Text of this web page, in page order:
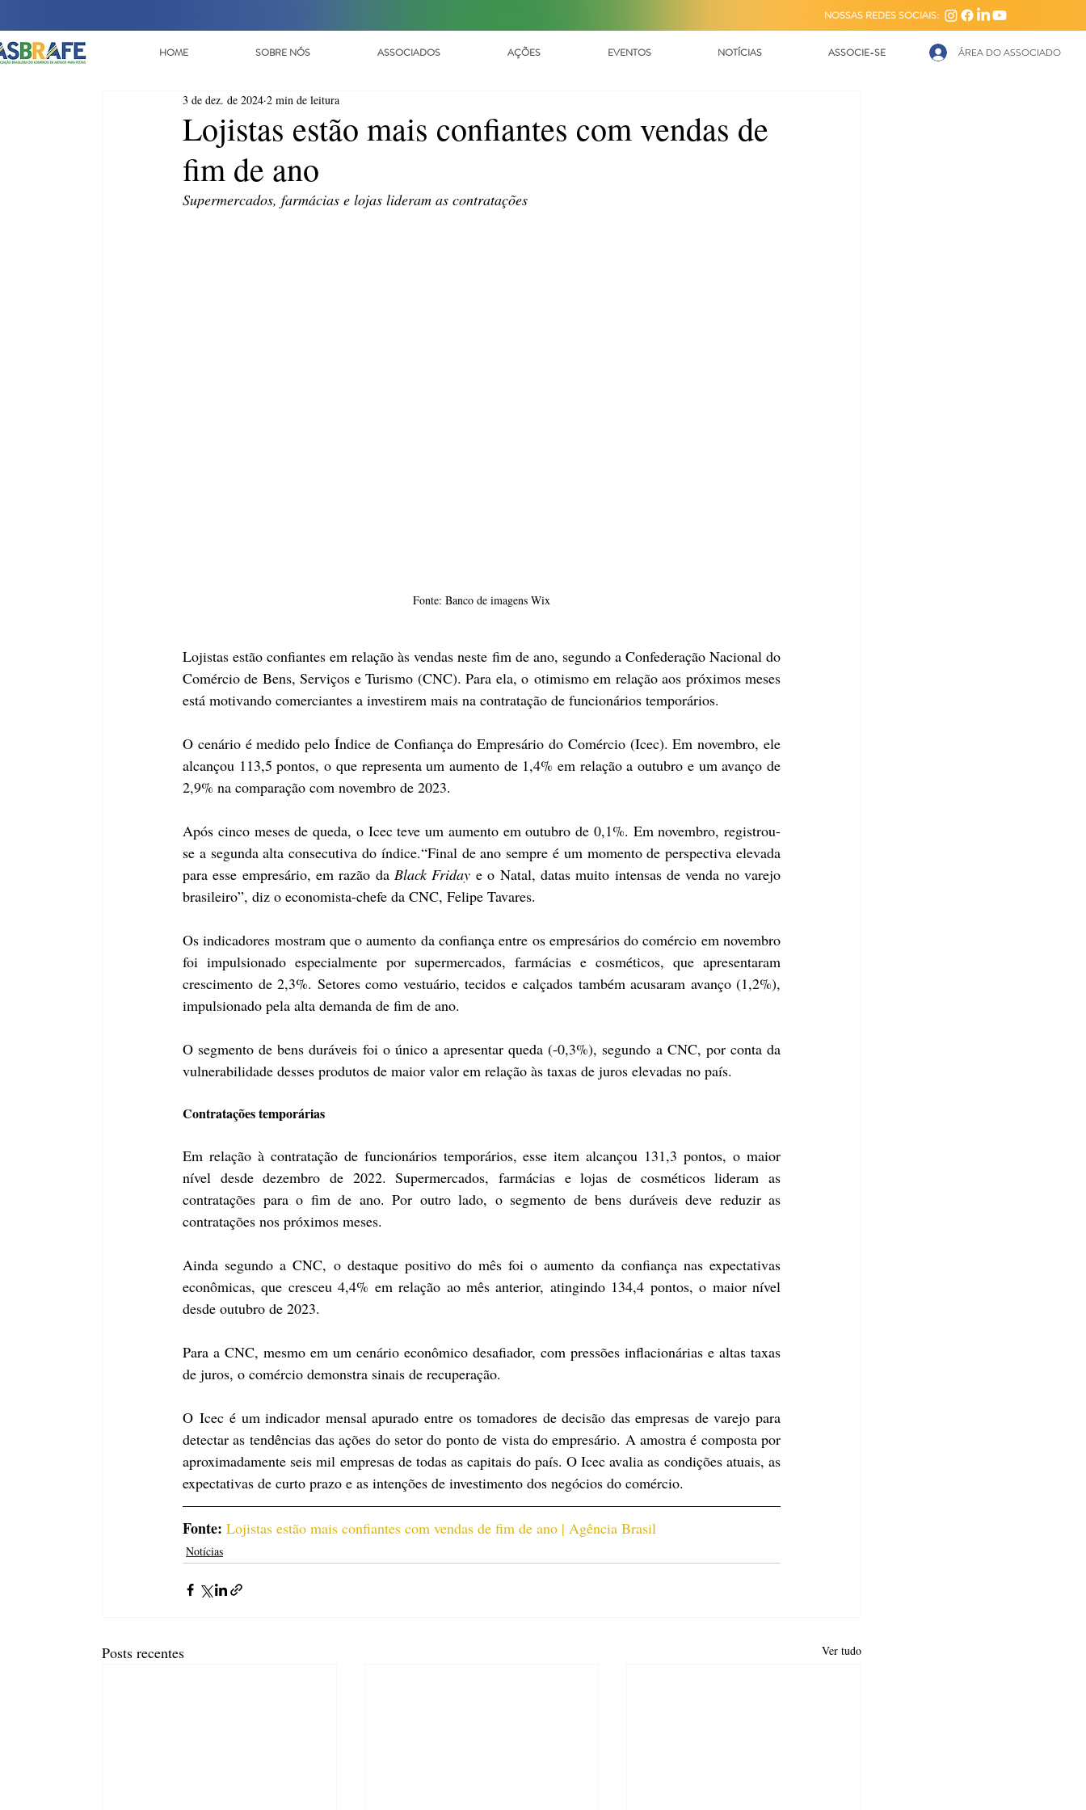
NOSSAS REDES SOCIAIS:
HOME SOBRE NÓS ASSOCIADOS AÇÕES EVENTOS NOTÍCIAS ASSOCIE-SE ÁREA DO ASSOCIADO
Lojistas estão mais confiantes com vendas de
fim de ano
3 de dez. de 2024 2 min de leitura
Supermercados, farmácias e lojas lideram as contratações
Fonte: Banco de imagens Wix
Lojistas estão confiantes em relação às vendas neste fim de ano, segundo a Confederação Nacional do
Comércio de Bens, Serviços e Turismo (CNC). Para ela, o otimismo em relação aos próximos meses
está motivando comerciantes a investirem mais na contratação de funcionários temporários.
O cenário é medido pelo Índice de Confiança do Empresário do Comércio (Icec). Em novembro, ele
alcançou 113,5 pontos, o que representa um aumento de 1,4% em relação a outubro e um avanço de
2,9% na comparação com novembro de 2023.
Após cinco meses de queda, o Icec teve um aumento em outubro de 0,1%. Em novembro, registrou-
se a segunda alta consecutiva do índice.“Final de ano sempre é um momento de perspectiva elevada
para esse empresário, em razão da Black Friday e o Natal, datas muito intensas de venda no varejo
brasileiro”, diz o economista-chefe da CNC, Felipe Tavares.
Os indicadores mostram que o aumento da confiança entre os empresários do comércio em novembro
foi impulsionado especialmente por supermercados, farmácias e cosméticos, que apresentaram
crescimento de 2,3%. Setores como vestuário, tecidos e calçados também acusaram avanço (1,2%),
impulsionado pela alta demanda de fim de ano.
O segmento de bens duráveis foi o único a apresentar queda (-0,3%), segundo a CNC, por conta da
vulnerabilidade desses produtos de maior valor em relação às taxas de juros elevadas no país.
Contratações temporárias
Em relação à contratação de funcionários temporários, esse item alcançou 131,3 pontos, o maior
nível desde dezembro de 2022. Supermercados, farmácias e lojas de cosméticos lideram as
contratações para o fim de ano. Por outro lado, o segmento de bens duráveis deve reduzir as
contratações nos próximos meses.
Ainda segundo a CNC, o destaque positivo do mês foi o aumento da confiança nas expectativas
econômicas, que cresceu 4,4% em relação ao mês anterior, atingindo 134,4 pontos, o maior nível
desde outubro de 2023.
Para a CNC, mesmo em um cenário econômico desafiador, com pressões inflacionárias e altas taxas
de juros, o comércio demonstra sinais de recuperação.
O Icec é um indicador mensal apurado entre os tomadores de decisão das empresas de varejo para
detectar as tendências das ações do setor do ponto de vista do empresário. A amostra é composta por
aproximadamente seis mil empresas de todas as capitais do país. O Icec avalia as condições atuais, as
expectativas de curto prazo e as intenções de investimento dos negócios do comércio.
Fonte: Lojistas estão mais confiantes com vendas de fim de ano | Agência Brasil
Notícias
Posts recentes Ver tudo